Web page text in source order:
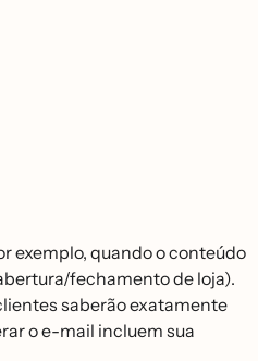
exemplo, quando o conteúdo
fechamento de loja).
saberão exatamente
o e-mail incluem sua